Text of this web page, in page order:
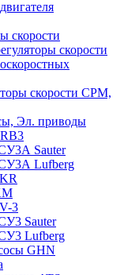
скорости
скорости
скорости СРМ,
Эл. приводы
Sauter
Lufberg
3
Sauter
Lufberg
GHN